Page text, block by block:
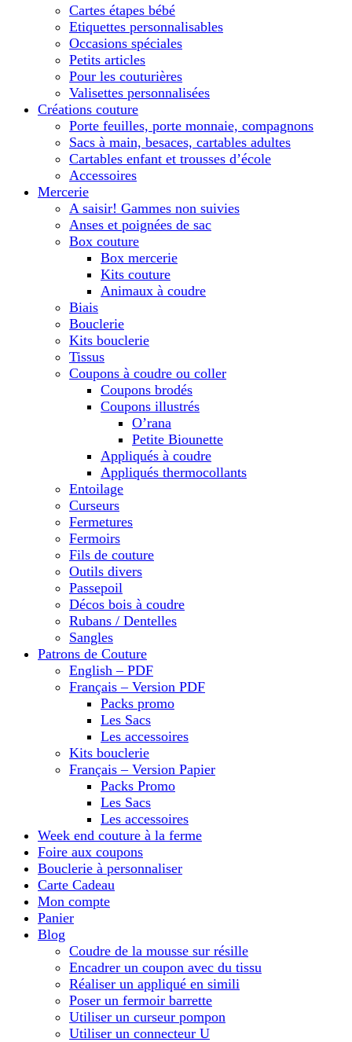
Cartes étapes bébé
Etiquettes personnalisables
Occasions spéciales
Petits articles
Pour les couturières
Valisettes personnalisées
Créations couture
Porte feuilles, porte monnaie, compagnons
Sacs à main, besaces, cartables adultes
Cartables enfant et trousses d’école
Accessoires
Mercerie
A saisir! Gammes non suivies
Anses et poignées de sac
Box couture
Box mercerie
Kits couture
Animaux à coudre
Biais
Bouclerie
Kits bouclerie
Tissus
Coupons à coudre ou coller
Coupons brodés
Coupons illustrés
O’rana
Petite Biounette
Appliqués à coudre
Appliqués thermocollants
Entoilage
Curseurs
Fermetures
Fermoirs
Fils de couture
Outils divers
Passepoil
Décos bois à coudre
Rubans / Dentelles
Sangles
Patrons de Couture
English – PDF
Français – Version PDF
Packs promo
Les Sacs
Les accessoires
Kits bouclerie
Français – Version Papier
Packs Promo
Les Sacs
Les accessoires
Week end couture à la ferme
Foire aux coupons
Bouclerie à personnaliser
Carte Cadeau
Mon compte
Panier
Blog
Coudre de la mousse sur résille
Encadrer un coupon avec du tissu
Réaliser un appliqué en simili
Poser un fermoir barrette
Utiliser un curseur pompon
Utiliser un connecteur U